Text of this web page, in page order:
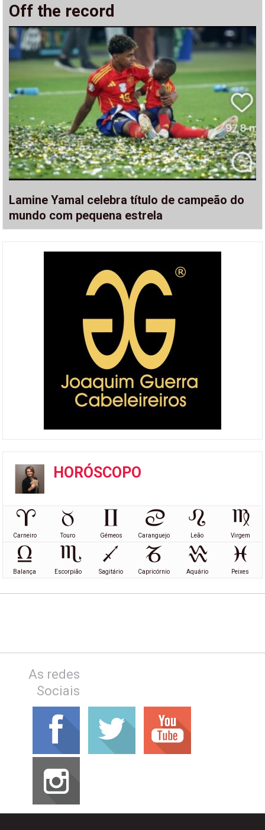
Off the record
Lamine Yamal celebra título de campeão do
mundo com pequena estrela
HORÓSCOPO
Carneiro Touro Gémeos Caranguejo Leão Virgem
Balança Escorpião Sagitário Capricórnio Aquário Peixes
As redes
Sociais